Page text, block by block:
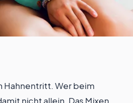
Hahnentritt. Wer beim
nicht allein. Das Mixen